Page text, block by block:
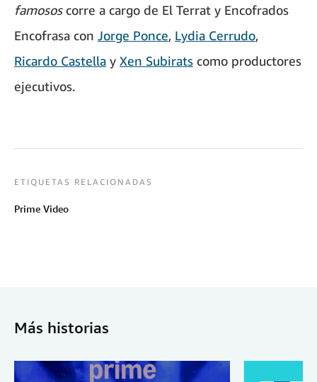
famososcorre a cargo de El Terrat y Encofrados
Encofrasa con Jorge Ponce, Lydia Cerrudo,
Ricardo Castella y Xen Subirats como productores
ejecutivos.
ETIQUETAS RELACIONADAS
Prime Video
Más historias